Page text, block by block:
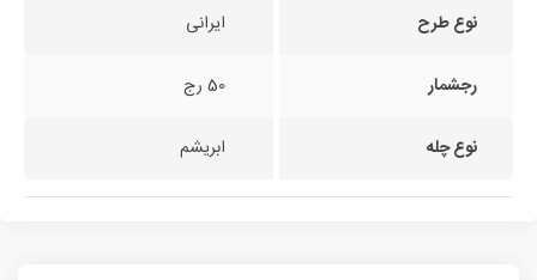
نوع طرح ایرانی
رجشمار 50 رج
نوع چله ابریشم